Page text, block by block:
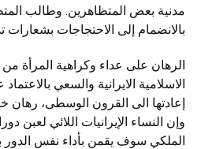
مدنية بعض المتظاهرين. وطالب
بالانضمام إلى الاحتجاجات بشعارات
الرهان على عداء وکراهية المرأة
الاسلامية الايرانية والسعي
إعادتها الى القرون الوسطى، رهان
وإن النساء الإيرانيات اللائي لعبن
الملکي سوف يقمن بأداء نفس الدور